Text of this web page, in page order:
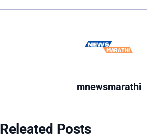
mnewsmarathi
Releated Posts